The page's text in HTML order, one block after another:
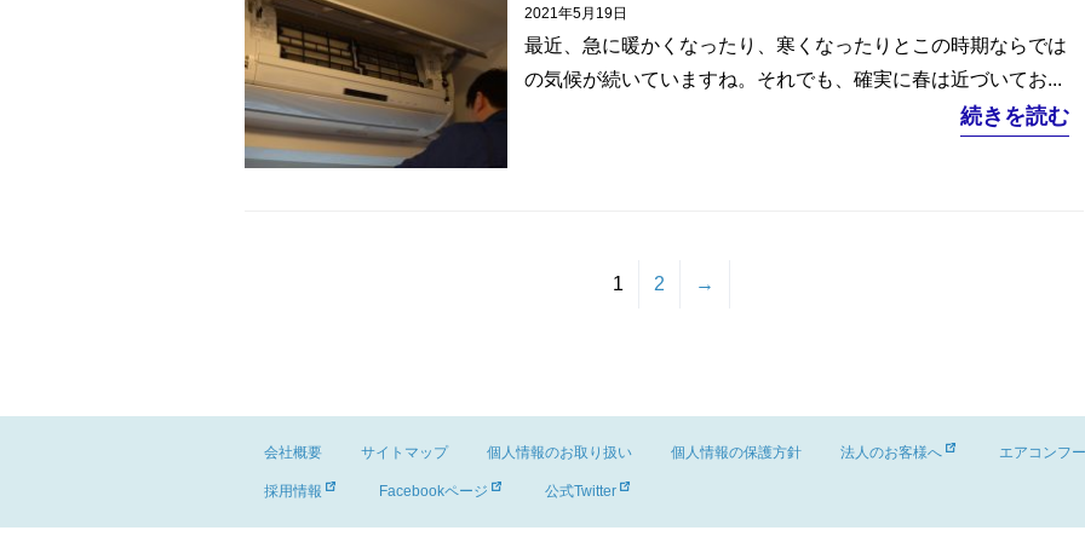
2021年5月19日
最近、急に暖かくなったり、寒くなったりとこの時期ならでは
の気候が続いていますね。それでも、確実に春は近づいてお...
続きを読む
1 2 →
会社概要 サイトマップ 個人情報のお取り扱い 個人情報の保護方針 法人のお客様へ エアコンフ
採用情報 Facebookページ 公式Twitter